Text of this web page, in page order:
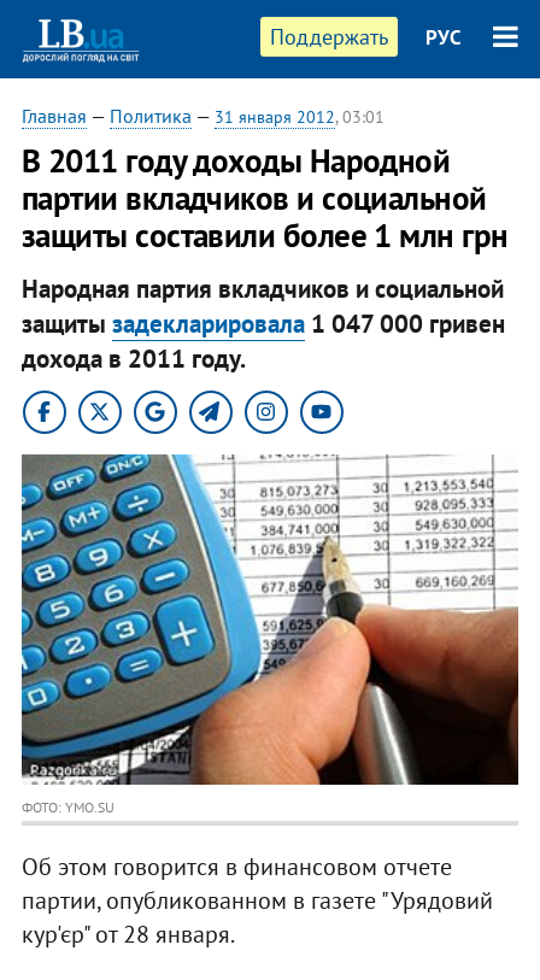
Поддержать РУС
Главная — Политика — 31 января 2012, 03:01
В 2011 году доходы Народной
партии вкладчиков и социальной
защиты составили более 1 млн грн
Народная партия вкладчиков и социальной
защиты задекларировала1 047 000 гривен
дохода в 2011 году.
ФОТО: YMO.SU
Об этом говорится в финансовом отчете
партии, опубликованном в газете "Урядовий
кур'єр" от 28 января.